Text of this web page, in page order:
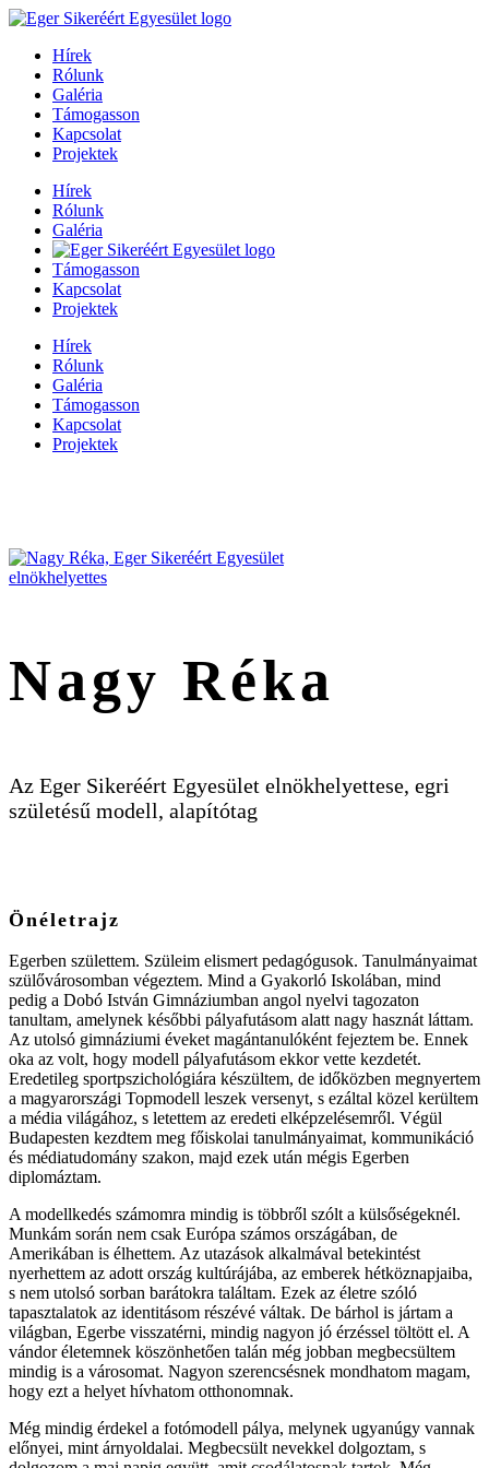
Hírek
Rólunk
Galéria
Támogasson
Kapcsolat
Projektek
Hírek
Rólunk
Galéria
Támogasson
Kapcsolat
Projektek
Hírek
Rólunk
Galéria
Támogasson
Kapcsolat
Projektek
Nagy Réka
Az Eger Sikeréért Egyesület elnökhelyettese, egri
születésű modell, alapítótag
Önéletrajz
Egerben születtem. Szüleim elismert pedagógusok. Tanulmányaimat
szülővárosomban végeztem. Mind a Gyakorló Iskolában, mind
pedig a Dobó István Gimnáziumban angol nyelvi tagozaton
tanultam, amelynek későbbi pályafutásom alatt nagy hasznát láttam.
Az utolsó gimnáziumi éveket magántanulóként fejeztem be. Ennek
oka az volt, hogy modell pályafutásom ekkor vette kezdetét.
Eredetileg sportpszichológiára készültem, de időközben megnyertem
a magyarországi Topmodell leszek versenyt, s ezáltal közel kerültem
a média világához, s letettem az eredeti elképzelésemről. Végül
Budapesten kezdtem meg főiskolai tanulmányaimat, kommunikáció
és médiatudomány szakon, majd ezek után mégis Egerben
diplomáztam.
A modellkedés számomra mindig is többről szólt a külsőségeknél.
Munkám során nem csak Európa számos országában, de
Amerikában is élhettem. Az utazások alkalmával betekintést
nyerhettem az adott ország kultúrájába, az emberek hétköznapjaiba,
s nem utolsó sorban barátokra találtam. Ezek az életre szóló
tapasztalatok az identitásom részévé váltak. De bárhol is jártam a
világban, Egerbe visszatérni, mindig nagyon jó érzéssel töltött el. A
vándor életemnek köszönhetően talán még jobban megbecsültem
mindig is a városomat. Nagyon szerencsésnek mondhatom magam,
hogy ezt a helyet hívhatom otthonomnak.
Még mindig érdekel a fotómodell pálya, melynek ugyanúgy vannak
előnyei, mint árnyoldalai. Megbecsült nevekkel dolgoztam, s